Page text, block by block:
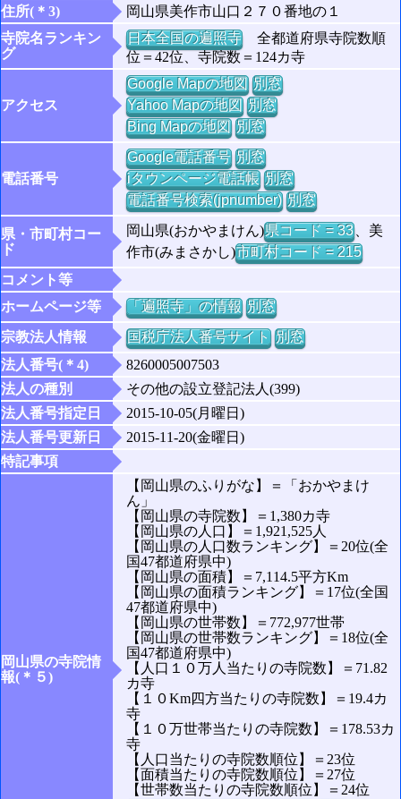
住所(＊3)
岡山県美作市山口２７０番地の１
寺院名ランキン
グ
日本全国の遍照寺全都道府県寺院数順
位＝42位、寺院数＝124カ寺
アクセス
Google Mapの地図 別窓
Yahoo Mapの地図 別窓
Bing Mapの地図 別窓
電話番号
Google電話番号 別窓
iタウンページ電話帳 別窓
電話番号検索(jpnumber) 別窓
県・市町村コー
ド
岡山県(おかやまけん)県コード = 33、美
作市(みまさかし)市町村コード = 215
コメント等
ホームページ等
「遍照寺」の情報 別窓
宗教法人情報
国税庁法人番号サイト 別窓
法人番号(＊4)
8260005007503
法人の種別
その他の設立登記法人(399)
法人番号指定日
2015-10-05(月曜日)
法人番号更新日
2015-11-20(金曜日)
特記事項
岡山県の寺院情
報(＊５)
【岡山県のふりがな】＝「おかやまけ
ん」
【岡山県の寺院数】＝1,380カ寺
【岡山県の人口】＝1,921,525人
【岡山県の人口数ランキング】＝20位(全
国47都道府県中)
【岡山県の面積】＝7,114.5平方Km
【岡山県の面積ランキング】＝17位(全国
47都道府県中)
【岡山県の世帯数】＝772,977世帯
【岡山県の世帯数ランキング】＝18位(全
国47都道府県中)
【人口１０万人当たりの寺院数】＝71.82
カ寺
【１０Km四方当たりの寺院数】＝19.4カ
寺
【１０万世帯当たりの寺院数】＝178.53カ
寺
【人口当たりの寺院数順位】＝23位
【面積当たりの寺院数順位】＝27位
【世帯数当たりの寺院数順位】＝24位